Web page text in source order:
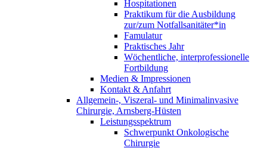
Hospitationen
Praktikum für die Ausbildung
zur/zum Notfallsanitäter*in
Famulatur
Praktisches Jahr
Wöchentliche, interprofessionelle
Fortbildung
Medien & Impressionen
Kontakt & Anfahrt
Allgemein-, Viszeral- und Minimalinvasive
Chirurgie, Arnsberg-Hüsten
Leistungsspektrum
Schwerpunkt Onkologische
Chirurgie